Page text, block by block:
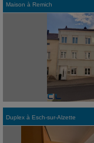
Maison à Remich
Duplex à Esch-sur-Alzette